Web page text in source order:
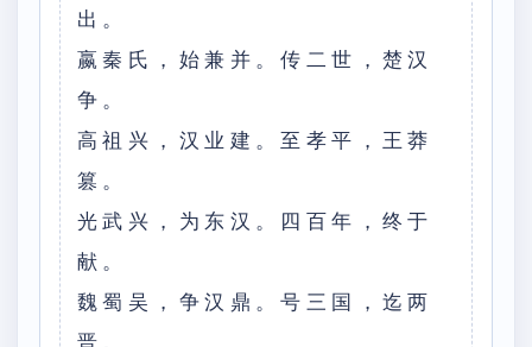
出。
嬴秦氏，始兼并。传二世，楚汉
争。
高祖兴，汉业建。至孝平，王莽
篡。
光武兴，为东汉。四百年，终于
献。
魏蜀吴，争汉鼎。号三国，迄两
晋。